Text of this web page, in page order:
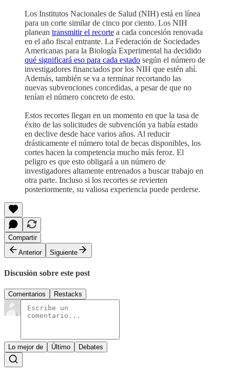
Los Institutos Nacionales de Salud (NIH) está en línea
para un corte similar de cinco por ciento. Los NIH
planean transmitir el recorte a cada concesión renovada
en el año fiscal entrante. La Federación de Sociedades
Americanas para la Biología Experimental ha decidido
qué significará eso para cada estado según el número de
investigadores financiados por los NIH que estén ahí.
Además, también se va a terminar recortando las
nuevas subvenciones concedidas, a pesar de que no
tenían el número concreto de esto.
Estos recortes llegan en un momento en que la tasa de
éxito de las solicitudes de subvención ya había estado
en declive desde hace varios años. Al reducir
drásticamente el número total de becas disponibles, los
cortes hacen la competencia mucho más feroz. El
peligro es que esto obligará a un número de
investigadores altamente entrenados a buscar trabajo en
otra parte. Incluso si los recortes se revierten
posteriormente, su valiosa experiencia puede perderse.
Compartir
Anterior
Siguiente
Discusión sobre este post
Comentarios Restacks
Lo mejor de Último Debates